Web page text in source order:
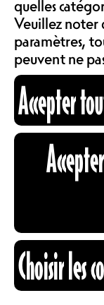
De
migrantes
la
festival
s’ouvrir
cultures
canton.
quelles
Veuillez noter
paramètres,
peuvent ne
Accepter
Choisir les